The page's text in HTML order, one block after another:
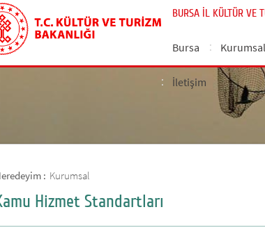
BURSA İL KÜLTÜR VE
Bursa Kurumsal
İletişim
: Kurumsal
Hizmet Standartları